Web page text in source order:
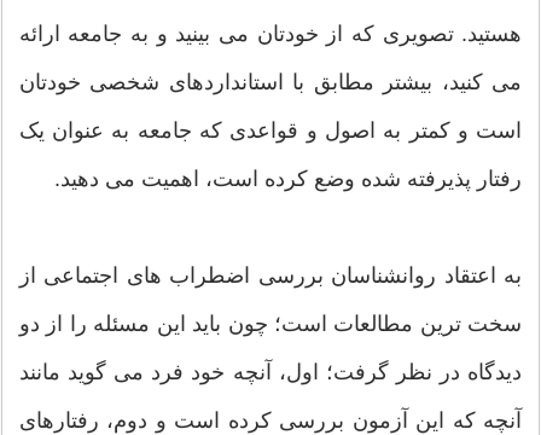
هستید. تصویری که از خودتان می بینید و به جامعه ارائه
می کنید، بیشتر مطابق با استانداردهای شخصی خودتان
است و کمتر به اصول و قواعدی که جامعه به عنوان یک
رفتار پذیرفته شده وضع کرده است، اهمیت می دهید.
به اعتقاد روانشناسان بررسی اضطراب های اجتماعی از
سخت ترین مطالعات است؛ چون باید این مسئله را از دو
دیدگاه در نظر گرفت؛ اول، آنچه خود فرد می گوید مانند
آنچه که این آزمون بررسی کرده است و دوم، رفتارهای